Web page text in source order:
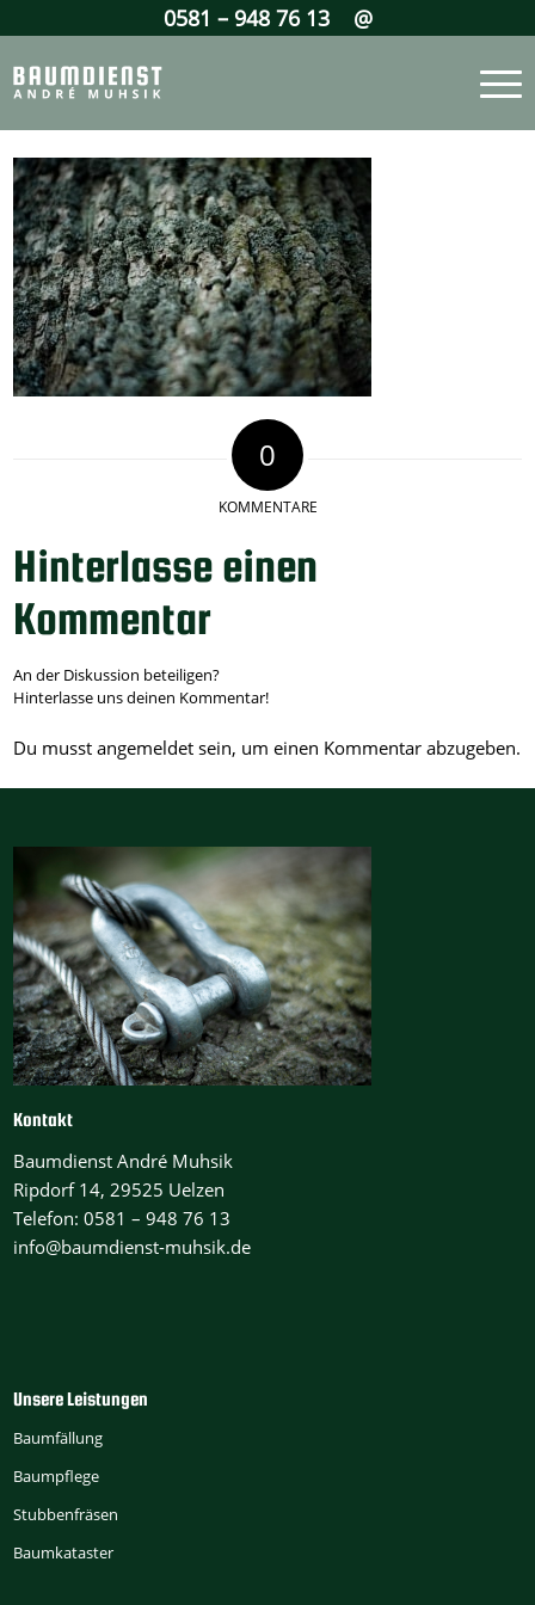
0581 – 948 76 13 @
0
KOMMENTARE
Hinterlasse einen
Kommentar
An der Diskussion beteiligen?
Hinterlasse uns deinen Kommentar!
Du musstangemeldet sein, um einen Kommentar abzugeben.
Kontakt
Baumdienst André Muhsik
Ripdorf 14, 29525 Uelzen
Telefon: 0581 – 948 76 13
info@baumdienst-muhsik.de
Unsere Leistungen
Baumfällung
Baumpflege
Stubbenfräsen
Baumkataster